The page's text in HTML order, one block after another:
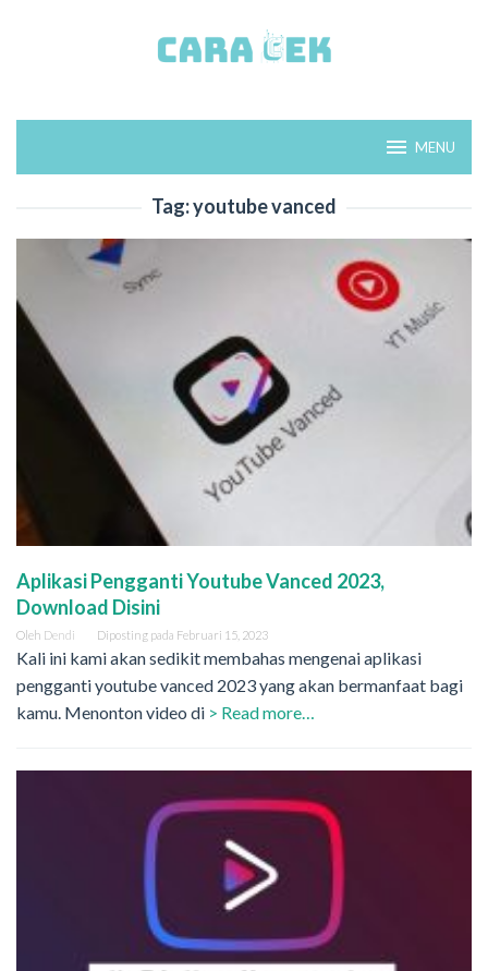
MENU
Tag:youtube vanced
Aplikasi Pengganti Youtube Vanced 2023,
Download Disini
Oleh Dendi Diposting pada Februari 15, 2023
Kali ini kami akan sedikit membahas mengenai aplikasi
pengganti youtube vanced 2023 yang akan bermanfaat bagi
kamu. Menonton video di > Read more…